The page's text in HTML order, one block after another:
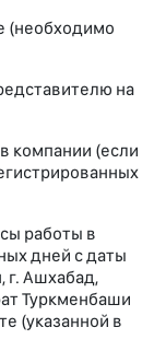
(необходимо
на
компании (если
работы в
дней с даты
г. Ашхабад,
Туркменбаши
(указанной в